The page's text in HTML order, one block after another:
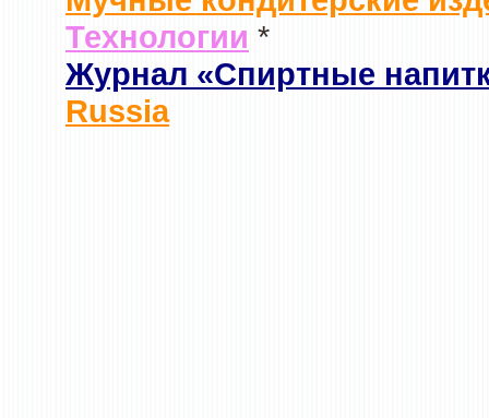
Технологии *
Журнал «Спиртные
Russia